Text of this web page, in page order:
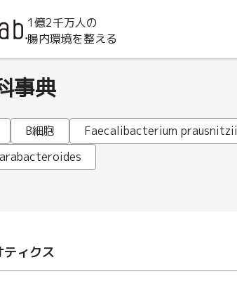
1億2千万人の
腸内環境を整える
事典
B細胞 Faecalibacterium prausnitzii
ティクス